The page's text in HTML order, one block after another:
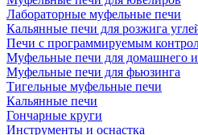
Лабораторные муфельные печи
Кальянные печи для розжига
Печи с программируемым
Муфельные печи для домашнего
Муфельные печи для фьюзинга
Тигельные муфельные печи
Кальянные печи
Гончарные круги
Инструменты и оснастка